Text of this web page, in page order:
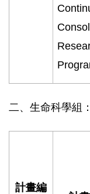
二、生命科學組
計畫編